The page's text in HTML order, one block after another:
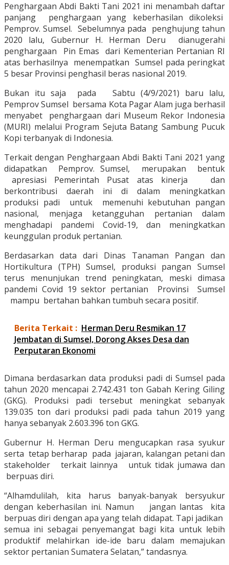
Penghargaan Abdi Bakti Tani 2021 ini menambah daftar
panjang penghargaan yang keberhasilan dikoleksi
Pemprov. Sumsel. Sebelumnya pada penghujung tahun
2020 lalu, Gubernur H. Herman Deru dianugerahi
penghargaan Pin Emas dari Kementerian Pertanian RI
atas berhasilnya menempatkan Sumsel pada peringkat
5 besar Provinsi penghasil beras nasional 2019.
Bukan itu saja pada Sabtu (4/9/2021) baru lalu,
Pemprov Sumsel bersama Kota Pagar Alam juga berhasil
menyabet penghargaan dari Museum Rekor Indonesia
(MURI) melalui Program Sejuta Batang Sambung Pucuk
Kopi terbanyak di Indonesia.
Terkait dengan Penghargaan Abdi Bakti Tani 2021 yang
didapatkan Pemprov. Sumsel, merupakan bentuk
apresiasi Pemerintah Pusat atas kinerja dan
berkontribusi daerah ini di dalam meningkatkan
produksi padi untuk memenuhi kebutuhan pangan
nasional, menjaga ketangguhan pertanian dalam
menghadapi pandemi Covid-19, dan meningkatkan
keunggulan produk pertanian.
Berdasarkan data dari Dinas Tanaman Pangan dan
Hortikultura (TPH) Sumsel, produksi pangan Sumsel
terus menunjukan trend peningkatan, meski dimasa
pandemi Covid 19 sektor pertanian Provinsi Sumsel
mampu bertahan bahkan tumbuh secara positif.
Berita Terkait : Herman Deru Resmikan 17
Jembatan di Sumsel, Dorong Akses Desa dan
Perputaran Ekonomi
Dimana berdasarkan data produksi padi di Sumsel pada
tahun 2020 mencapai 2.742.431 ton Gabah Kering Giling
(GKG). Produksi padi tersebut meningkat sebanyak
139.035 ton dari produksi padi pada tahun 2019 yang
hanya sebanyak 2.603.396 ton GKG.
Gubernur H. Herman Deru mengucapkan rasa syukur
serta tetap berharap pada jajaran, kalangan petani dan
stakeholder terkait lainnya untuk tidak jumawa dan
berpuas diri.
“Alhamdulilah, kita harus banyak-banyak bersyukur
dengan keberhasilan ini. Namun jangan lantas kita
berpuas diri dengan apa yang telah didapat. Tapi jadikan
semua ini sebagai penyemangat bagi kita untuk lebih
produktif melahirkan ide-ide baru dalam memajukan
sektor pertanian Sumatera Selatan,” tandasnya.